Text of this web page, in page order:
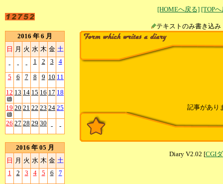
[HOMEへ戻る] [TOP
テキストのみ書
2016 年 6 月
日 月 火 水 木 金 土
- - - 1 2 3 4
5 6 7 8 9 10 11
12 13 14 15 16 17 18
19 20 21 22 23 24 25
26 27 28 29 30 - -
2016 年 05 月
日 月 火 水 木 金 土
1
2 3 4 5 6 7
記事があり
Diary V2.02 [CGI